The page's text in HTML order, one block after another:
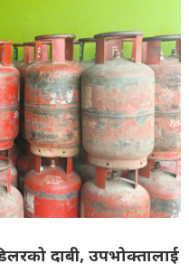
दाबी, उपभोक्तालाई